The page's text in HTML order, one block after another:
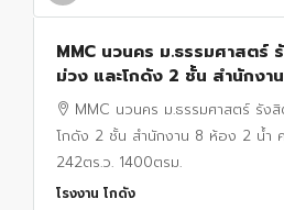
MMC นวนคร ม.ธรรมศาสตร์
ม่วง และโกดัง 2 ชั้น สำนักง
หนึ่ง อ.คลองหลวง 242ตร.ว.
MMC นวนคร ม.ธรรมศาสตร์ รัง
โกดัง 2 ชั้น สำนักงาน 8 ห้อง 2 น้ำ
242ตร.ว. 1400ตรม.
โรงงาน โกดัง